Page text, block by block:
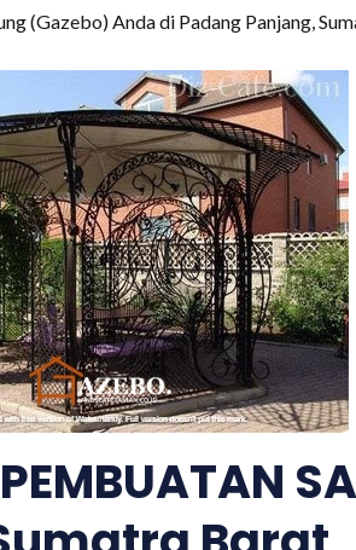
(Gazebo) Anda di Padang Panjang,